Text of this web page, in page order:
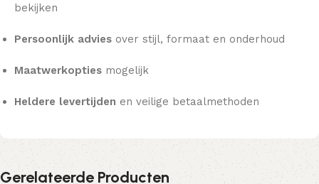
bekijken
Persoonlijk advies over stijl, formaat en onderhoud
Maatwerkopties mogelijk
Heldere levertijden en veilige betaalmethoden
Gerelateerde Producten